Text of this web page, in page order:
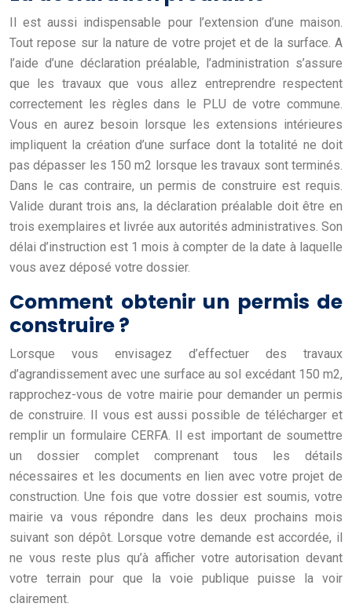
Il est aussi indispensable pour l’extension d’une maison.
Tout repose sur la nature de votre projet et de la surface. A
l’aide d’une déclaration préalable, l’administration s’assure
que les travaux que vous allez entreprendre respectent
correctement les règles dans le PLU de votre commune.
Vous en aurez besoin lorsque les extensions intérieures
impliquent la création d’une surface dont la totalité ne doit
pas dépasser les 150 m2 lorsque les travaux sont terminés.
Dans le cas contraire, un permis de construire est requis.
Valide durant trois ans, la déclaration préalable doit être en
trois exemplaires et livrée aux autorités administratives. Son
délai d’instruction est 1 mois à compter de la date à laquelle
vous avez déposé votre dossier.
Comment obtenir un permis de
construire ?
Lorsque vous envisagez d’effectuer des travaux
d’agrandissement avec une surface au sol excédant 150 m2,
rapprochez-vous de votre mairie pour demander un permis
de construire. Il vous est aussi possible de télécharger et
remplir un formulaire CERFA. Il est important de soumettre
un dossier complet comprenant tous les détails
nécessaires et les documents en lien avec votre projet de
construction. Une fois que votre dossier est soumis, votre
mairie va vous répondre dans les deux prochains mois
suivant son dépôt. Lorsque votre demande est accordée, il
ne vous reste plus qu’à afficher votre autorisation devant
votre terrain pour que la voie publique puisse la voir
clairement.